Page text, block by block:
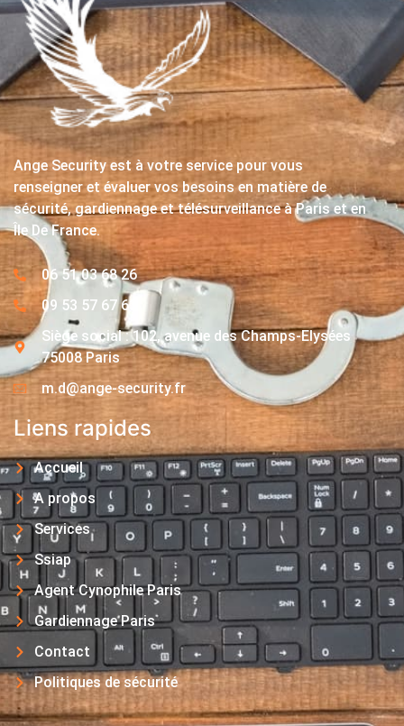
Ange Security est à votre service pour vous
renseigner et évaluer vos besoins en matière de
sécurité, gardiennage et télésurveillance à Paris et en
Île De France.
06 51 03 68 26
09 53 57 67 63
Siège social : 102, avenue des Champs-Elysées
75008 Paris
m.d@ange-security.fr
Liens rapides
Accueil
A propos
Services
Ssiap
Agent Cynophile Paris
Gardiennage Paris
Contact
Politiques de sécurité